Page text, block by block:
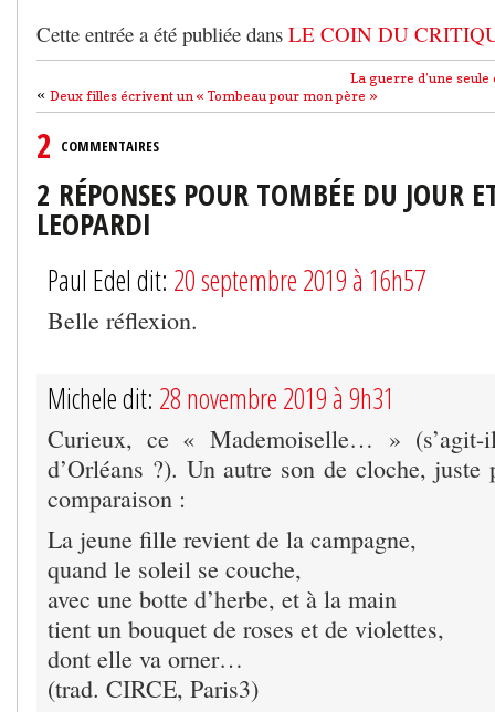
Cette entrée a été publiée dans LE COIN DU
La guerre d’une
« Deux filles écrivent un « Tombeau pour mon père »
2 COMMENTAIRES
2 RÉPONSES POUR TOMBÉE DU JOUR
LEOPARDI
Paul Edel dit: 20 septembre 2019 à 16h57
Belle réflexion.
Michele dit: 28 novembre 2019 à 9h31
Curieux, ce « Mademoiselle… » (s’agit-
d’Orléans ?). Un autre son de cloche,
comparaison :
La jeune fille revient de la campagne,
quand le soleil se couche,
avec une botte d’herbe, et à la main
tient un bouquet de roses et de violettes,
dont elle va orner…
(trad. CIRCE, Paris3)